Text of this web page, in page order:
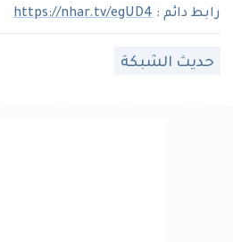
رابط دائم : https://nhar.tv/egUD4
حديث الشبكة